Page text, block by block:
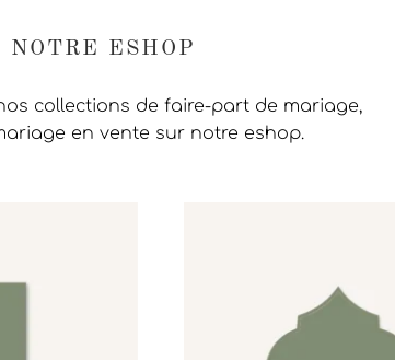
ESHOP
collections de faire-part de mariage,
en vente sur notre eshop.